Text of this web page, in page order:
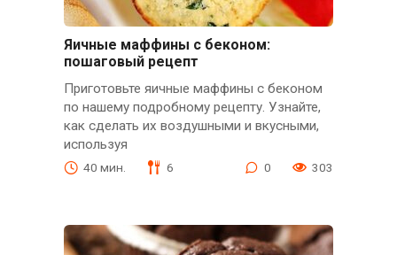
Яичные маффины с беконом:
пошаговый рецепт
Приготовьте яичные маффины с беконом
по нашему подробному рецепту. Узнайте,
как сделать их воздушными и вкусными,
используя
40 мин. 6 0 303